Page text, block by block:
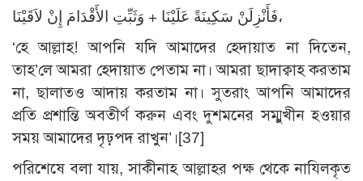
فَأَنْزِلَنْ سَكِينَةً عَلَيْنَا + وَثَبِّتِ الأَقْدَامَ إِنْ لاَقَيْنَا،
‘হে আল্লাহ! আপনি যদি আমাদের হেদায়াত না দিতেন,
তাহ’লে আমরা হেদায়াত পেতাম না। আমরা ছাদাক্বাহ করতাম
না, ছালাতও আদায় করতাম না। সুতরাং আপনি আমাদের
প্রতি প্রশান্তি অবতীর্ণ করুন এবং দুশমনের সম্মুখীন হওয়ার
সময় আমাদের দৃঢ়পদ রাখুন’।[37]
পরিশেষে বলা যায়, সাকীনাহ আল্লাহর পক্ষ থেকে নাযিলকৃত